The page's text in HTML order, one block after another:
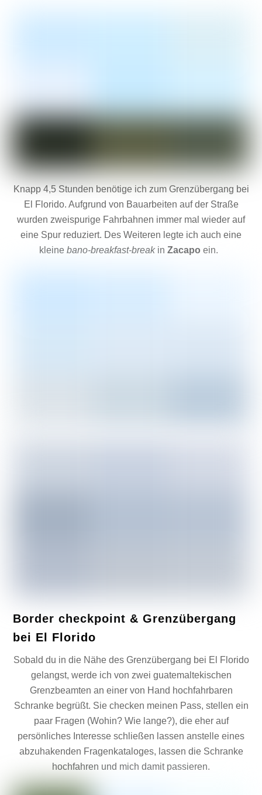
Knapp 4,5 Stunden benötige ich zum Grenzübergang bei
El Florido. Aufgrund von Bauarbeiten auf der Straße
wurden zweispurige Fahrbahnen immer mal wieder auf
eine Spur reduziert. Des Weiteren legte ich auch eine
kleine bano-breakfast-breakin Zacapo ein.
Border checkpoint & Grenzübergang
bei El Florido
Sobald du in die Nähe des Grenzübergang bei El Florido
gelangst, werde ich von zwei guatemaltekischen
Grenzbeamten an einer von Hand hochfahrbaren
Schranke begrüßt. Sie checken meinen Pass, stellen ein
paar Fragen (Wohin? Wie lange?), die eher auf
persönliches Interesse schließen lassen anstelle eines
abzuhakenden Fragenkataloges, lassen die Schranke
hochfahren und mich damit passieren.